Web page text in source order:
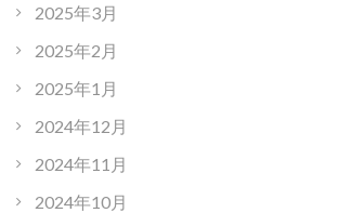
2025年3月
2025年2月
2025年1月
2024年12月
2024年11月
2024年10月